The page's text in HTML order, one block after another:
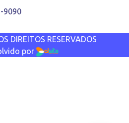
9090
DIREITOS RESERVADOS
por